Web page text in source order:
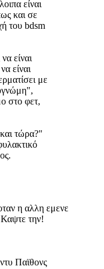
είναι
και σε
του bdsm
είναι
είναι
με
στο φετ,
τώρα?"
η αλλη εμενε
την!
Παϊθονς